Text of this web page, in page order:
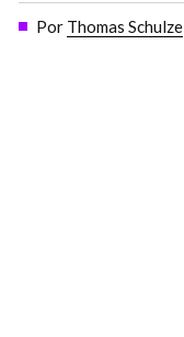
Por Thomas Schulze